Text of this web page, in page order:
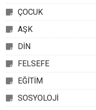
ÇOCUK
AŞK
DİN
FELSEFE
EĞİTİM
SOSYOLOJİ